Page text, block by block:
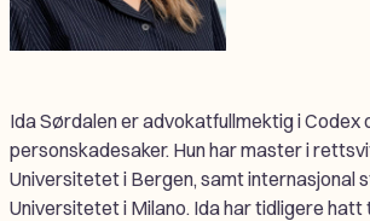
Ida Sørdalen er advokatfullmektig i Codex
personskadesaker. Hun har master i
Universitetet i Bergen, samt internasjonal
Universitetet i Milano. Ida har tidligere hatt